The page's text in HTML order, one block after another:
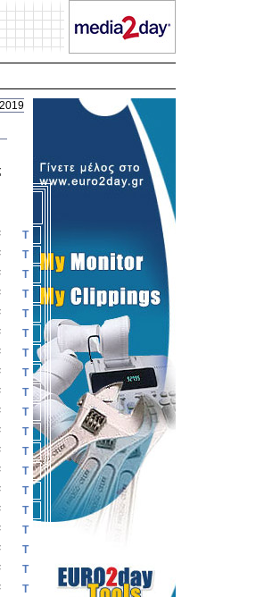
έκδοση του "ΜΕΤΟΧΟΥ" σύντομα διαθέσιμη σε
Τ
Τ
Τ
Τ
Τ
Τ
Τ
Τ
Τ
Τ
Τ
Τ
Τ
Τ
Τ
Τ
Τ
Τ
Τ